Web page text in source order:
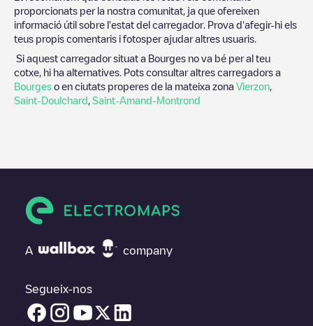
proporcionats per la nostra comunitat, ja que ofereixen
informació útil sobre l'estat del carregador. Prova d'afegir-hi els
teus propis comentaris i fotosper ajudar altres usuaris.
Si aquest carregador situat a Bourges no va bé per al teu
cotxe, hi ha alternatives. Pots consultar altres carregadors a
Bourges o en ciutats properes de la mateixa zona Vierzon
Saint-Doulchard Saint-Amand-Montrond
A company
Segueix-nos